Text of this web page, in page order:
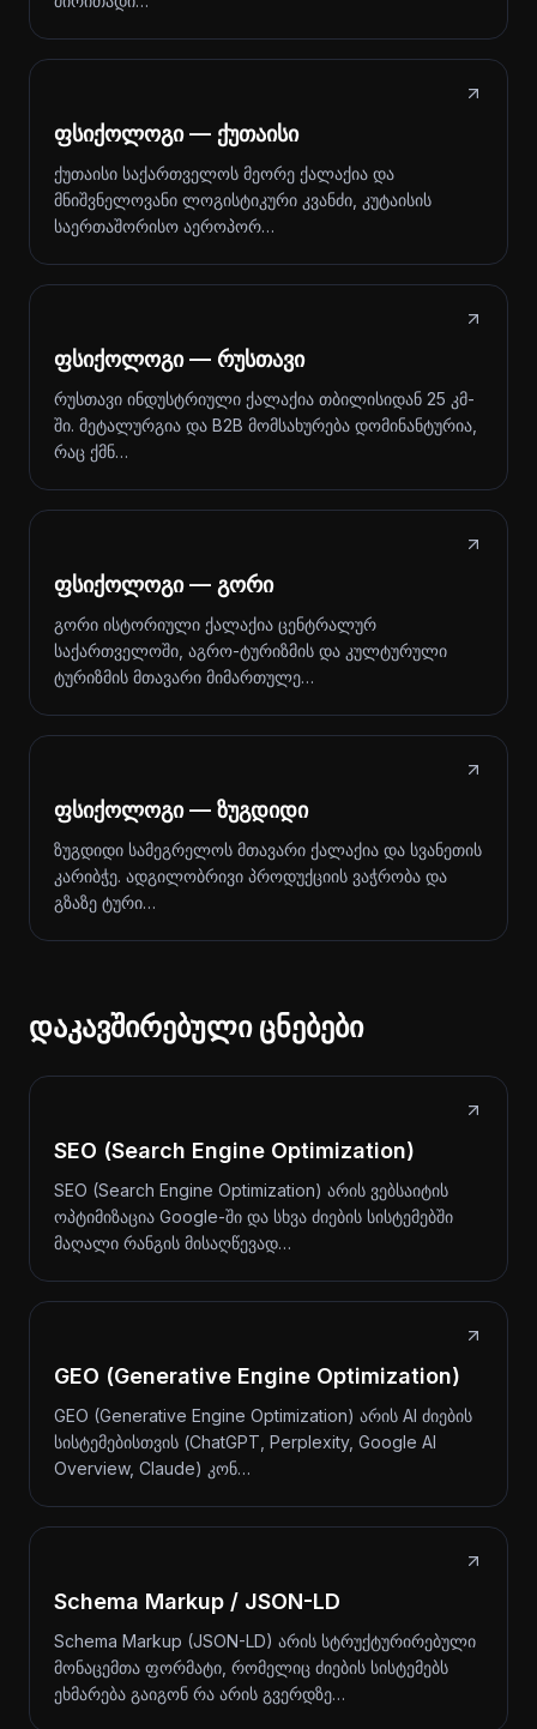
ფსიქოლოგი — ქუთაისი
ქუთაისი საქართველოს მეორე ქალაქია და
მნიშვნელოვანი ლოგისტიკური კვანძი, კუტაისის
საერთაშორისო აეროპორ…
ფსიქოლოგი — რუსთავი
რუსთავი ინდუსტრიული ქალაქია თბილისიდან 25 კმ-
ში. მეტალურგია და B2B მომსახურება დომინანტურია,
რაც ქმნ…
ფსიქოლოგი — გორი
გორი ისტორიული ქალაქია ცენტრალურ
საქართველოში, აგრო-ტურიზმის და კულტურული
ტურიზმის მთავარი მიმართულე…
ფსიქოლოგი — ზუგდიდი
ზუგდიდი სამეგრელოს მთავარი ქალაქია და სვანეთის
კარიბჭე. ადგილობრივი პროდუქციის ვაჭრობა და
გზაზე ტური…
დაკავშირებული ცნებები
SEO (Search Engine Optimization)
SEO (Search Engine Optimization) არის ვებსაიტის
ოპტიმიზაცია Google-ში და სხვა ძიების სისტემებში
მაღალი რანგის მისაღწევად…
GEO (Generative Engine Optimization)
GEO (Generative Engine Optimization) არის AI ძიების
სისტემებისთვის (ChatGPT, Perplexity, Google AI
Overview, Claude) კონ…
Schema Markup / JSON-LD
Schema Markup (JSON-LD) არის სტრუქტურირებული
მონაცემთა ფორმატი, რომელიც ძიების სისტემებს
ეხმარება გაიგონ რა არის გვერდზე…